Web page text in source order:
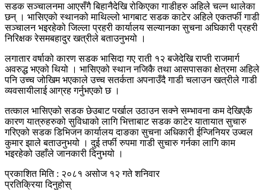
सडक सञ्चालनमा आएसँगै बिहानैदेखि रोकिएका गाडीहरु अहिले चल्न थालेका
छन् । भासिएको स्थानको माथिल्लो भागबाट सडक काटेर अहिले एकतर्फी गाडी
सञ्चालन भइरहेको जिल्ला प्रहरी कार्यालय सल्यानका सुचना अघिकारी प्रहरी
निरिक्षक रेसमबहादुर खत्रीले बताउनुभयो ।
लगातार वर्षाको कारण सडक भासिदा गए राती १२ बजेदेखि राप्ती राजमार्ग
अवरुद्ध भएको थियो । भासिएको स्थान नजिकै तथा आसपासका क्षेत्रमा अहिले
पनि उच्च जोखिम भएकाले उच्च सतर्कता अपनाउँदै गाडी चलाउन खत्रीले गाडी
व्यवसायीलाई आग्रह गर्नुभएको छ ।
तत्काल भासिएको सडक छेउबाट पर्खाल उठाउन सक्ने सम्भावना कम देखिएकै
कारण यात्रुहरुको सुविधाको लागि भित्ताबाट सडक काटेर यातायात सुचारु
गरिएको सडक डिभिजन कार्यालय दाङका सुचना अधिकारी ईन्जिनियर उज्वल
कुमार झाले बताउनुभयो । दुई तर्फी रुपमा गाडी सुचारु गर्नका लागि काम
भइरहेको उहाँले जानकारी दिनुभयो ।
प्रकाशित मिति : २०८१ असोज १२ गते शनिवार
प्रतिक्रिया दिनुहोस्